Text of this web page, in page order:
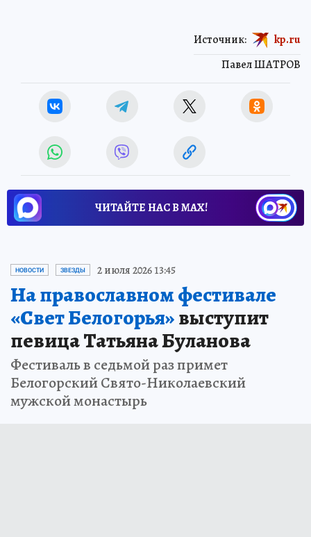
Павел ШАТРОВ
Источник: kp.ru
ЧИТАЙТЕ НАС В МАХ!
НОВОСТИ ЗВЕЗДЫ 2 июля 2026 13:45
На православном фестивале
«Свет Белогорья»выступит
певица Татьяна Буланова
Фестиваль в седьмой раз примет
Белогорский Свято-Николаевский
мужской монастырь